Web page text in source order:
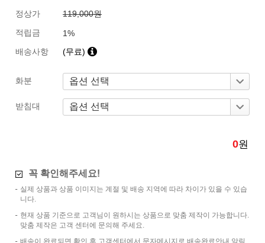
정상가
119,000원
적립금
1%
배송사항
(무료)
화분
받침대
0원
꼭 확인해주세요!
실제 상품과 상품 이미지는 계절 및 배송 지역에 따라 차이가 있을 수 있습
니다.
현재 상품 기준으로 고객님이 원하시는 상품으로 맞춤 제작이 가능합니다.
맞춤 제작은 고객 센터에 문의해 주세요.